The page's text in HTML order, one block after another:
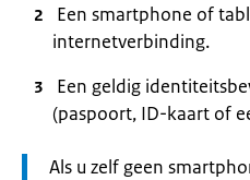
Een smartphone of
internetverbinding.
Een geldig
(paspoort, ID-kaart of
Let
Als u zelf geen